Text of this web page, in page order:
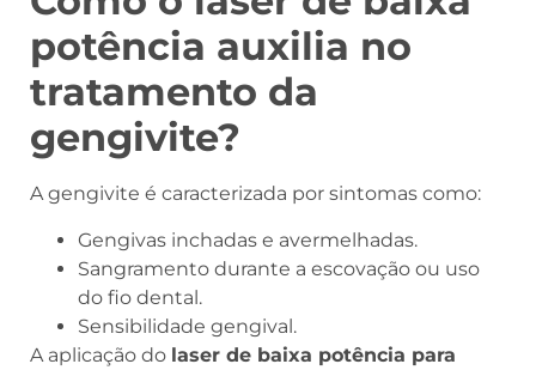
potência auxilia no
tratamento da
gengivite?
A gengivite é caracterizada por sintomas como:
Gengivas inchadas e avermelhadas.
Sangramento durante a escovação ou uso
do fio dental.
Sensibilidade gengival.
A aplicação do laser de baixa potência para